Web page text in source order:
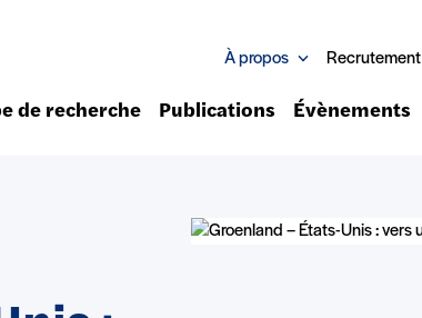
À propos Recrutement
de recherche Publications Évènements